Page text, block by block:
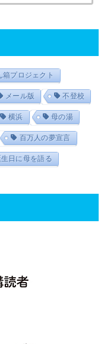
箱プロジェクト
メール版 不登校
横浜 母の湯
百万人の夢宣言
生日に母を語る